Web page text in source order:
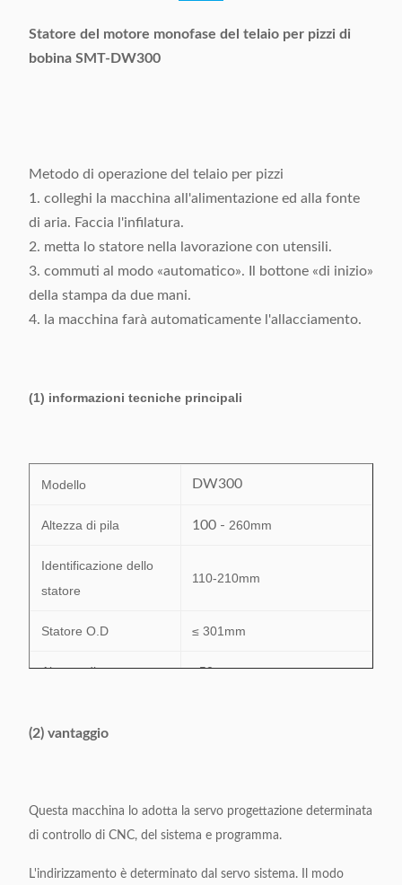
Statore del motore monofase del telaio per pizzi di
bobina SMT-DW300
Metodo di operazione del telaio per pizzi
1. colleghi la macchina all'alimentazione ed alla fonte
di aria. Faccia l'infilatura.
2. metta lo statore nella lavorazione con utensili.
3. commuti al modo «automatico». Il bottone «di inizio»
della stampa da due mani.
4. la macchina farà automaticamente l'allacciamento.
(1) informazioni tecniche principali
Modello DW300
Altezza di pila 100 - 260mm
Identificazione dello
statore
110-210mm
Statore O.D ≤ 301mm
Altezza di sporgenza ≤50mm
Velocità
8-48 scanalatura
(2) vantaggio
Questa macchina lo adotta la servo progettazione determinata
di controllo di CNC, del sistema e programma.
L'indirizzamento è determinato dal servo sistema. Il modo